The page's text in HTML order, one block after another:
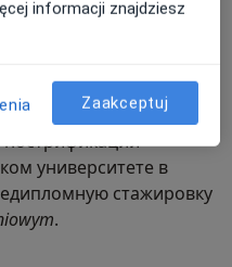
методы диагностики
квалификацию в
университете в
стажировку
.
informacji znajdziesz
Zaakceptuj